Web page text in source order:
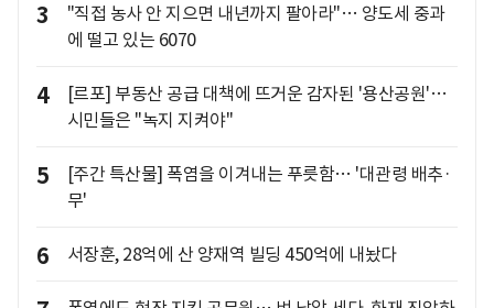
3
"직접 농사 안 지으면 내년까지 팔아라"… 양도세 중과
에 떨고 있는 6070
4
[르포] 부동산 공급 대책에 뜨거운 감자된 '용산공원'…
시민들은 "녹지 지켜야"
5
[주간 특산물] 폭염을 이겨내는 푸릇함… '대관령 배추·
무'
6 서장훈, 28억에 산 양재역 빌딩 450억에 내놨다